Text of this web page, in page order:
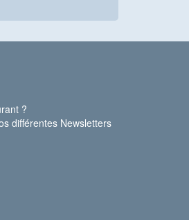
?
différentes Newsletters